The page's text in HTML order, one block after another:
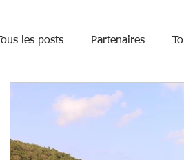
Tous les posts Partenaires
Academy Accompagnement